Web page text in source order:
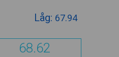
Låg: 67.94
68.62